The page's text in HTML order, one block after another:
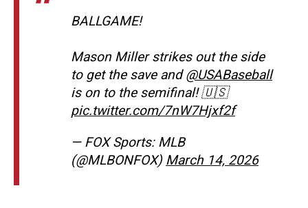
BALLGAME!
Mason Miller strikes out the side
to get the save and@USABaseball
is on to the semifinal! 🇺🇸
pic.twitter.com/7nW7Hjxf2f
— FOX Sports: MLB
(@MLBONFOX) March 14, 2026